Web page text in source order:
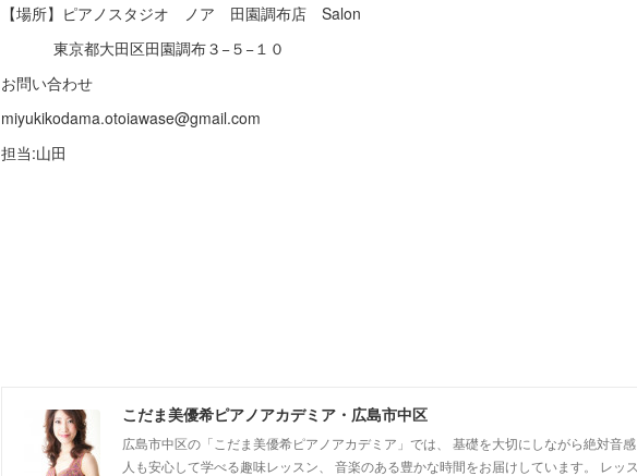
【場所】ピアノスタジオ ノア 田園調布店 Salon
東京都大田区田園調布３−５−１０
お問い合わせ
miyukikodama.otoiawase@gmail.com
担当:山田
こだま美優希ピアノアカデミア・広島市中区
広島市中区の「こだま美優希ピアノアカデミア」では、 基礎を大切にしながら絶対音
人も安心して学べる趣味レッスン、 音楽のある豊かな時間をお届けしています。 レッ